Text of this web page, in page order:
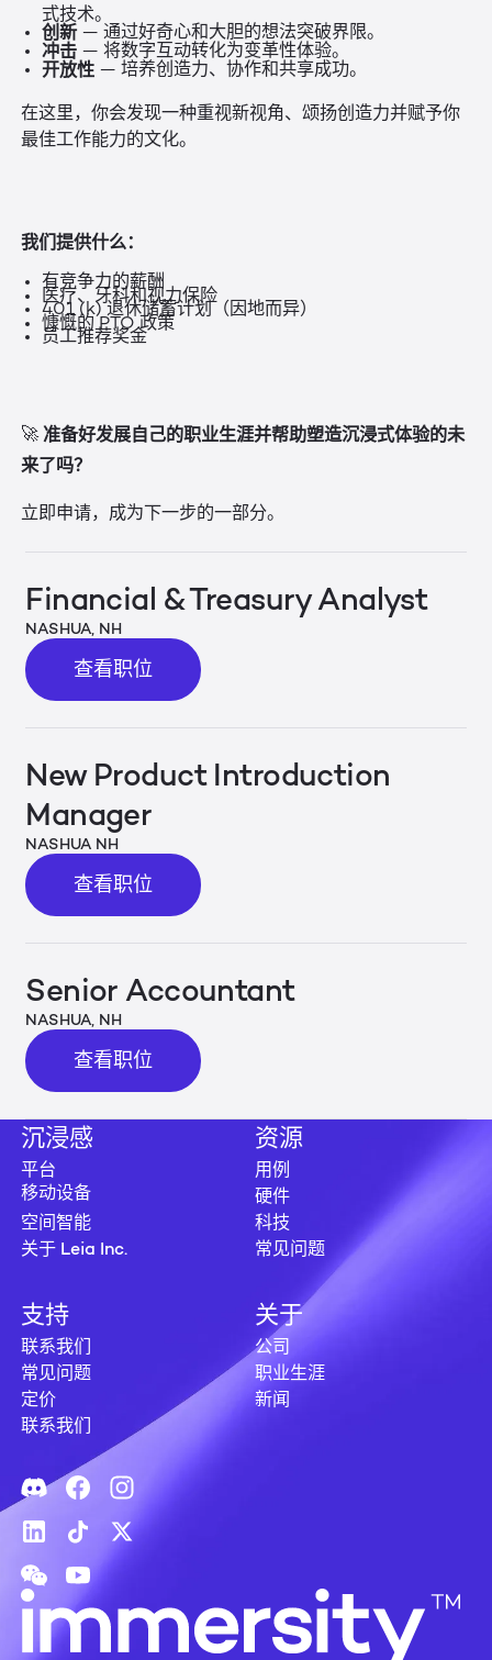
式技术。
创新— 通过好奇心和大胆的想法突破界限。
冲击— 将数字互动转化为变革性体验。
开放性— 培养创造力、协作和共享成功。
在这里，你会发现一种重视新视角、颂扬创造力并赋予你
最佳工作能力的文化。
我们提供什么：
有竞争力的薪酬
医疗、牙科和视力保险
401 (k) 退休储蓄计划（因地而异）
慷慨的 PTO 政策
员工推荐奖金
🚀 准备好发展自己的职业生涯并帮助塑造沉浸式体验的未
来了吗？
立即申请，成为下一步的一部分。
Financial & Treasury Analyst
NASHUA, NH
查看职位
查看职位
New Product Introduction
Manager
NASHUA NH
查看职位
查看职位
Senior Accountant
NASHUA, NH
查看职位
查看职位
沉浸感
平台
移动设备
空间智能
关于 Leia Inc.
资源
用例
硬件
科技
常见问题
支持
联系我们
常见问题
定价
联系我们
关于
公司
职业生涯
新闻